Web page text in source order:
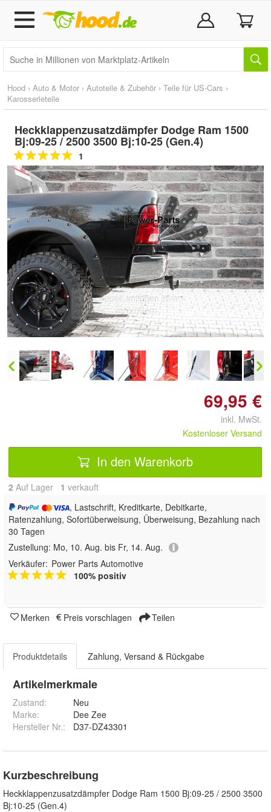
Hood › Auto & Motor › Autoteile & Zubehör › Teile für US-Cars ›
Karosserieteile
Heckklappenzusatzdämpfer Dodge Ram 1500
Bj:09-25 / 2500 3500 Bj:10-25 (Gen.4)
1
Doppelt antippen zum
vergrößern
69,95 €
inkl. MwSt.
Kostenloser Versand
In den Warenkorb
2 Auf Lager 1 verkauft
, Lastschrift, Kreditkarte, Debitkarte,
Ratenzahlung, Sofortüberweisung, Überweisung, Bezahlung nach
30 Tagen
Zustellung: Mo, 10. Aug. bis Fr, 14. Aug.
Verkäufer: Power Parts Automotive
100% positiv
Merken Preis vorschlagen Teilen
Produktdetails Zahlung, Versand & Rückgabe
Artikelmerkmale
Zustand:
Neu
Marke:
Dee Zee
Hersteller Nr.:
D37-DZ43301
Kurzbeschreibung
Heckklappenzusatzdämpfer Dodge Ram 1500 Bj:09-25 / 2500 3500
Bj:10-25 (Gen.4)